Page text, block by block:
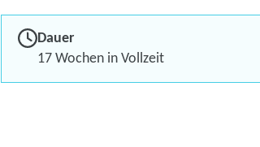
Dauer
17 Wochen in Vollzeit